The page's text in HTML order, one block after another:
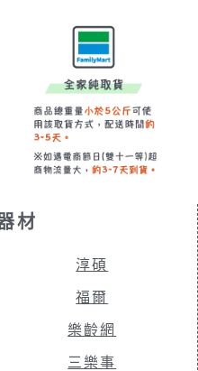
材
淳碩
福爾
樂齡網
三樂事